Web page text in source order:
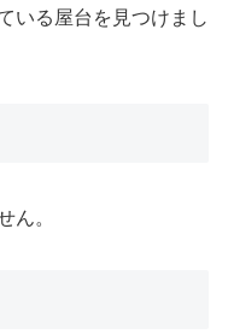
いる屋台を見つけまし
ん。